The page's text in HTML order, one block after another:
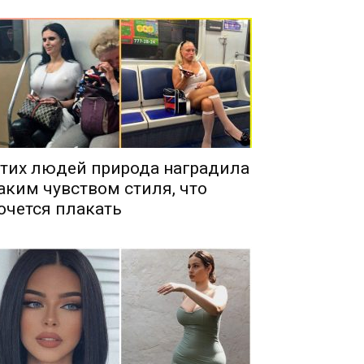
людей природа наградила
чувством стиля, что
плакать